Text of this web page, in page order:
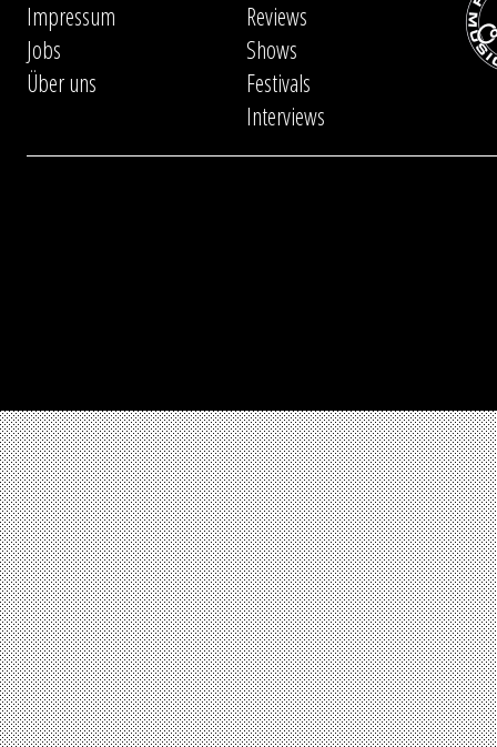
Impressum
Jobs
Über uns
Reviews
Shows
Festivals
Interviews